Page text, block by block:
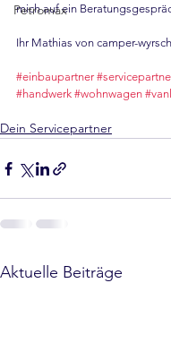
Petromax
mich auf ein
Ihr Mathias von camper-wyrsch
#einbaupartner
#handwerk #wohnwagen
Dein Servicepartner
Aktuelle Beiträge